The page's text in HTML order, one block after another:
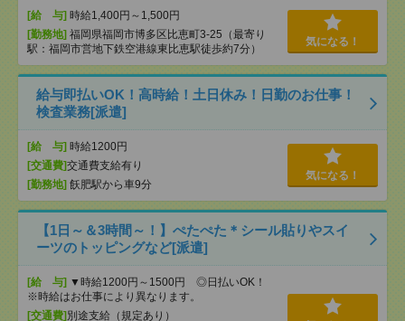
[給 与] 時給1,400円～1,500円
[勤務地] 福岡県福岡市博多区比恵町3-25（最寄り
駅：福岡市営地下鉄空港線東比恵駅徒歩約7分）
気になる！
給与即払いOK！高時給！土日休み！日勤のお仕事！
検査業務[派遣]
[給 与] 時給1200円
[交通費]交通費支給有り
[勤務地] 飫肥駅から車9分
気になる！
【1日～＆3時間～！】ぺたぺた＊シール貼りやスイ
ーツのトッピングなど[派遣]
[給 与] ▼時給1200円～1500円 ◎日払いOK！
※時給はお仕事により異なります。
[交通費] 別途支給（規定あり）